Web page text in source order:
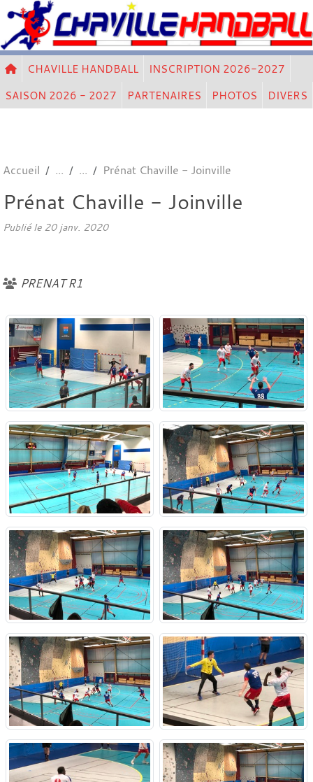
CHAVILLE HANDBALL
INSCRIPTION 2026-2027
SAISON 2026 - 2027
PARTENAIRES PHOTOS DIVERS
Accueil Prénat Chaville - Joinville
Prénat Chaville - Joinville
Publié le 20 janv. 2020
PRENAT R1
Panneau de gestion des cookies